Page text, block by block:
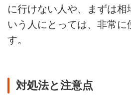
に行けない人や、まずは相
いう人にとっては、非常に
す。
対処法と注意点